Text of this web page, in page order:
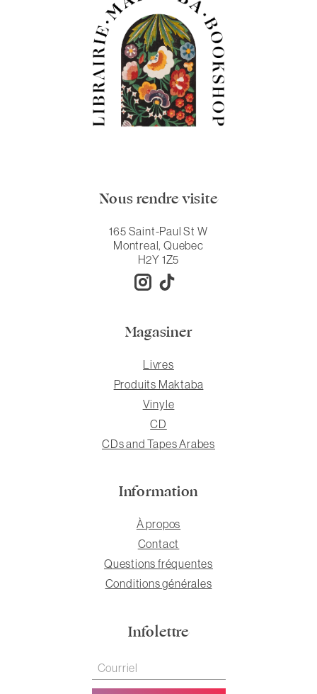
Nous rendre visite
165 Saint-Paul St W
Montreal, Quebec
H2Y 1Z5
Magasiner
Livres
Produits Maktaba
Vinyle
CD
CDs and Tapes Arabes
Information
À propos
Contact
Questions fréquentes
Conditions générales
Infolettre